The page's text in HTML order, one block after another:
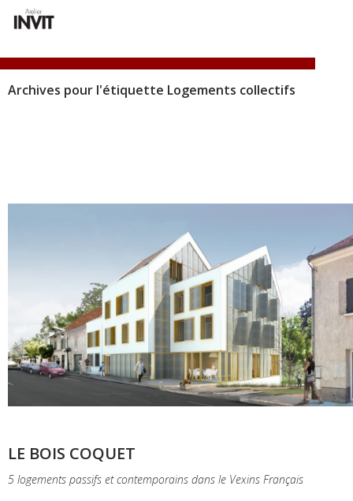
Atelier INVIT
ALLER
Archives pour l'étiquette Logements collectifs
LE BOIS COQUET
5 logements passifs et contemporains dans le Vexins Français